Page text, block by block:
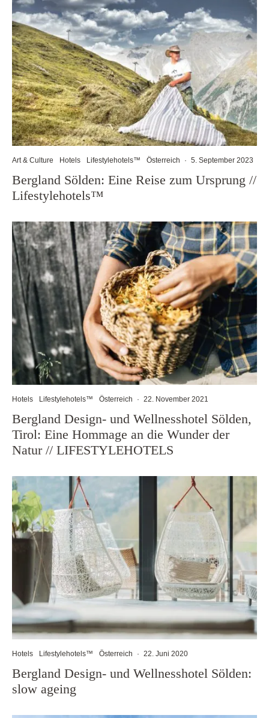
Art & Culture Hotels Lifestylehotels™ Österreich · 5. September 2023
Bergland Sölden: Eine Reise zum Ursprung //
Lifestylehotels™
Hotels Lifestylehotels™ Österreich · 22. November 2021
Bergland Design- und Wellnesshotel Sölden,
Tirol: Eine Hommage an die Wunder der
Natur // LIFESTYLEHOTELS
Hotels Lifestylehotels™ Österreich · 22. Juni 2020
Bergland Design- und Wellnesshotel Sölden:
slow ageing